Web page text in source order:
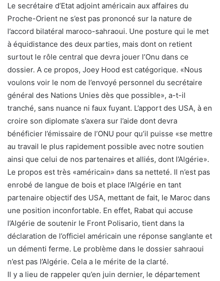
Le secrétaire d’Etat adjoint américain aux affaires du
Proche-Orient ne s’est pas prononcé sur la nature de
l’accord bilatéral maroco-sahraoui. Une posture qui le met
à équidistance des deux parties, mais dont on retient
surtout le rôle central que devra jouer l’Onu dans ce
dossier. A ce propos, Joey Hood est catégorique. «Nous
voulons voir le nom de l’envoyé personnel du secrétaire
général des Nations Unies dès que possible», a-t-il
tranché, sans nuance ni faux fuyant. L’apport des USA, à en
croire son diplomate s’axera sur l’aide dont devra
bénéficier l’émissaire de l’ONU pour qu’il puisse «se mettre
au travail le plus rapidement possible avec notre soutien
ainsi que celui de nos partenaires et alliés, dont l’Algérie».
Le propos est très «américain» dans sa netteté. Il n’est pas
enrobé de langue de bois et place l’Algérie en tant
partenaire objectif des USA, mettant de fait, le Maroc dans
une position inconfortable. En effet, Rabat qui accuse
l’Algérie de soutenir le Front Polisario, tient dans la
déclaration de l’officiel américain une réponse sanglante et
un démenti ferme. Le problème dans le dossier sahraoui
n’est pas l’Algérie. Cela a le mérite de la clarté.
Il y a lieu de rappeler qu’en juin dernier, le département